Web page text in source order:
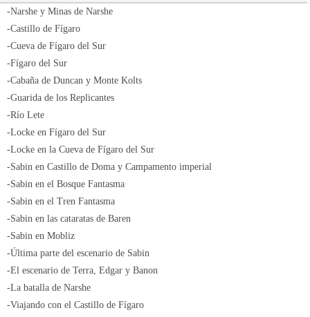
-Narshe y Minas de Narshe
-Castillo de Fígaro
-Cueva de Fígaro del Sur
-Fígaro del Sur
-Cabaña de Duncan y Monte Kolts
-Guarida de los Replicantes
-Río Lete
-Locke en Fígaro del Sur
-Locke en la Cueva de Fígaro del Sur
-Sabin en Castillo de Doma y Campamento imperial
-Sabin en el Bosque Fantasma
-Sabin en el Tren Fantasma
-Sabin en las cataratas de Baren
-Sabin en Mobliz
-Última parte del escenario de Sabin
-El escenario de Terra, Edgar y Banon
-La batalla de Narshe
-Viajando con el Castillo de Fígaro